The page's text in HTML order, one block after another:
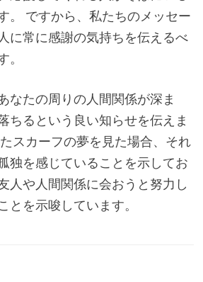
。 ですから、私たちのメッセー
に常に感謝の気持ちを伝えるべ
なたの周りの人間関係が深ま
ちるという良い知らせを伝えま
スカーフの夢を見た場合、それ
独を感じていることを示してお
人や人間関係に会おうと努力し
とを示唆しています。